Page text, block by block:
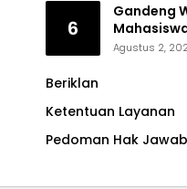
6
Gandeng
Bersihkan
Agustus 2,
Beriklan
Ketentuan Layanan
Pedoman Hak Jawab